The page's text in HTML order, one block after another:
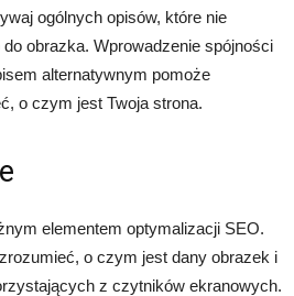
ogólnych opisów, które nie
obrazka. Wprowadzenie spójności
alternatywnym pomoże
o czym jest Twoja strona.
elementem optymalizacji SEO.
o czym jest dany obrazek i
z czytników ekranowych.